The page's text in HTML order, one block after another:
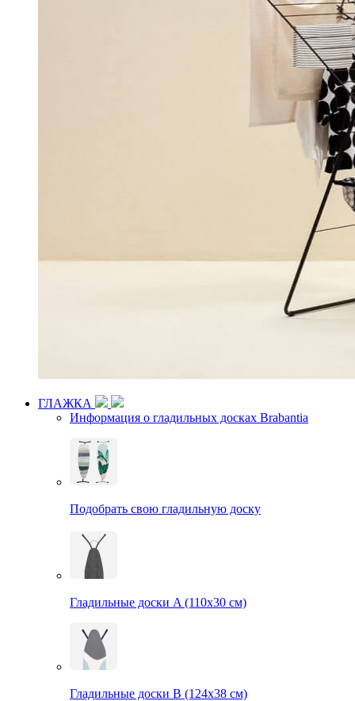
ГЛАЖКА
Информация о гладильных досках Brabantia
Подобрать свою гладильную доску
Гладильные доски A (110х30 см)
Гладильные доски B (124х38 см)